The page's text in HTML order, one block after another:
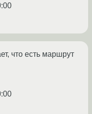
что есть маршрут